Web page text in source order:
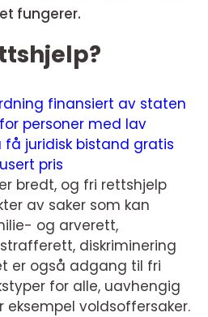
fungerer.
finansiert av staten
personer med lav
juridisk bistand gratis
pris
bredt, og fri rettshjelp
av saker som kan
og arverett,
diskriminering
er også adgang til fri
for alle, uavhengig
eksempel voldsoffersaker.